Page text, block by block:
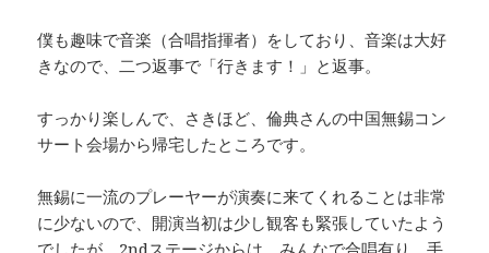
僕も趣味で音楽（合唱指揮者）をしており、音楽は大好
きなので、二つ返事で「行きます！」と返事。
すっかり楽しんで、さきほど、倫典さんの中国無錫コン
サート会場から帰宅したところです。
無錫に一流のプレーヤーが演奏に来てくれることは非常
に少ないので、開演当初は少し観客も緊張していたよう